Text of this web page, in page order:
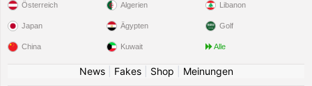
Österreich
Japan
China
Algerien
Ägypten
Kuwait
Libanon
Golf
Alle
News| Fakes| Shop
Meinungen